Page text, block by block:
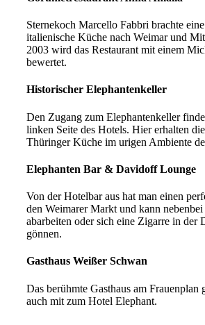
Sternekoch Marcello Fabbri brachte
italienische Küche nach Weimar und
2003 wird das Restaurant mit einem
bewertet.
Historischer Elephantenkeller
Den Zugang zum Elephantenkeller
linken Seite des Hotels. Hier erhalten
Thüringer Küche im urigen Ambiente
Elephanten Bar & Davidoff Lounge
Von der Hotelbar aus hat man einen
den Weimarer Markt und kann
abarbeiten oder sich eine Zigarre in der
gönnen.
Gasthaus Weißer Schwan
Das berühmte Gasthaus am Frauenplan
auch mit zum Hotel Elephant.